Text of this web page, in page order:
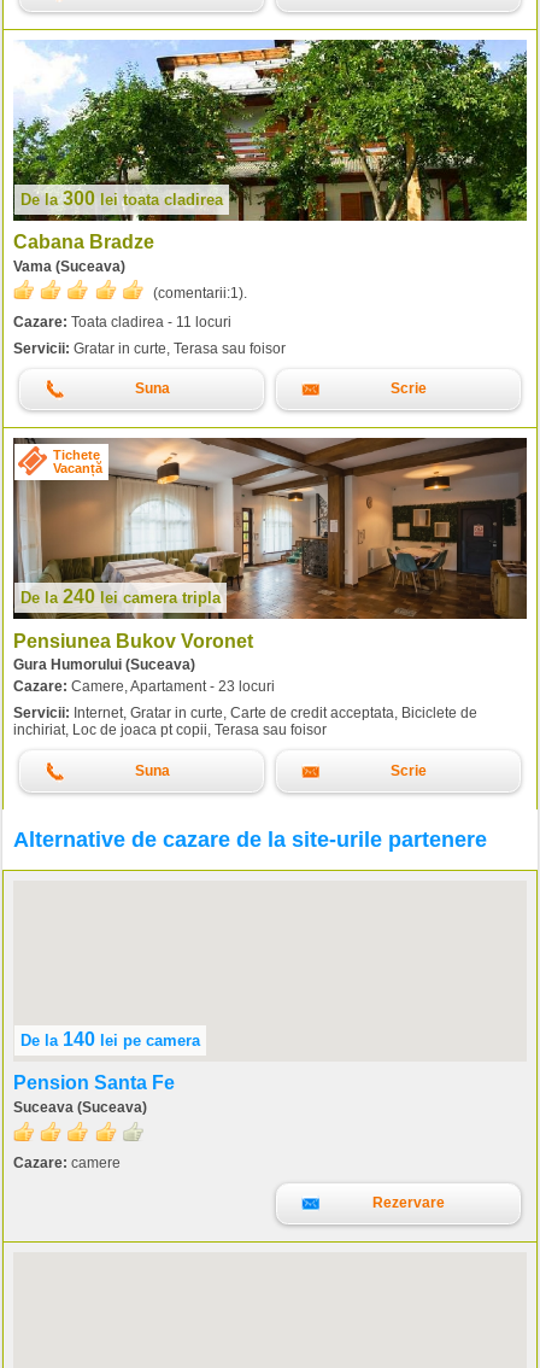
De la 300 leitoata cladirea
Cabana Bradze
Vama (Suceava)
(comentarii:1).
Cazare: Toata cladirea - 11 locuri
Servicii: Gratar in curte, Terasa sau foisor
Suna Scrie
Tichete
Vacanță
De la 240 leicamera tripla
Pensiunea Bukov Voronet
Gura Humorului (Suceava)
Cazare: Camere, Apartament - 23 locuri
Servicii: Internet, Gratar in curte, Carte de credit acceptata, Biciclete de
inchiriat, Loc de joaca pt copii, Terasa sau foisor
Suna Scrie
Alternative de cazare de la site-urile partenere
De la 140 lei pe camera
Pension Santa Fe
Suceava (Suceava)
Cazare: camere
Rezervare